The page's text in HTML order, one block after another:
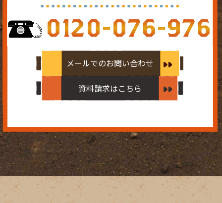
0120-076-976
メールでのお問い合わせ
資料請求はこちら